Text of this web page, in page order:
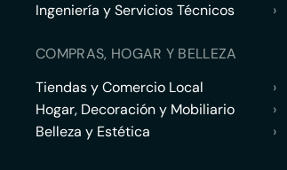
Ingeniería y Servicios Técnicos
›
COMPRAS, HOGAR Y BELLEZA
Tiendas y Comercio Local
›
Hogar, Decoración y Mobiliario
›
Belleza y Estética
›